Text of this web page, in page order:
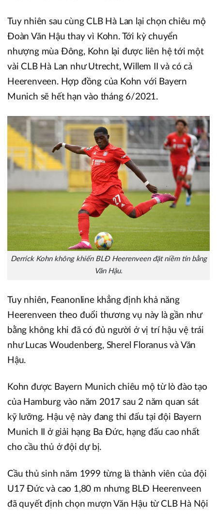
Tuy nhiên sau cùng CLB Hà Lan lại chọn chiêu mộ
Đoàn Văn Hậu thay vì Kohn. Tới kỳ chuyển
nhượng mùa Đông, Kohn lại được liên hệ tới một
vài CLB Hà Lan như Utrecht, Willem II và có cả
Heerenveen. Hợp đồng của Kohn với Bayern
Munich sẽ hết hạn vào tháng 6/2021.
Derrick Kohn không khiến BLĐ Heerenveen đặt niềm tin bằng
Văn Hậu.
Tuy nhiên, Feanonline khẳng định khả năng
Heerenveen theo đuổi thương vụ này là gần như
bằng không khi đã có đủ người ở vị trí hậu vệ trái
như Lucas Woudenberg, Sherel Floranus và Văn
Hậu.
Kohn được Bayern Munich chiêu mộ từ lò đào tạo
của Hamburg vào năm 2017 sau 2 năm quan sát
kỹ lưỡng. Hậu vệ này đang thi đấu tại đội Bayern
Munich II ở giải hạng Ba Đức, hạng đấu cao nhất
cho cầu thủ ở đội dự bị.
Cầu thủ sinh năm 1999 từng là thành viên của đội
U17 Đức và cao 1,80 m nhưng BLĐ Heerenveen
đã quyết định chọn mượn Văn Hậu từ CLB Hà Nội